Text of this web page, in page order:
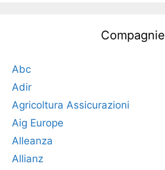
Compagnie
Abc
Adir
Agricoltura Assicurazioni
Aig Europe
Alleanza
Allianz